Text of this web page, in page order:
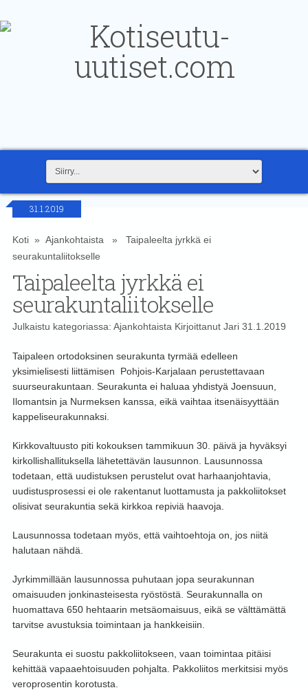
31.1.2019
Koti» Ajankohtaista » Taipaleelta jyrkkä ei
seurakuntaliitokselle
Taipaleelta jyrkkä ei
seurakuntaliitokselle
Julkaistu kategoriassa: Ajankohtaista Kirjoittanut Jari31.1.2019
Taipaleen ortodoksinen seurakunta tyrmää edelleen
yksimielisesti liittämisen Pohjois-Karjalaan perustettavaan
suurseurakuntaan. Seurakunta ei haluaa yhdistyä Joensuun,
Ilomantsin ja Nurmeksen kanssa, eikä vaihtaa itsenäisyyttään
kappeliseurakunnaksi.
Kirkkovaltuusto piti kokouksen tammikuun 30. päivä ja hyväksyi
kirkollishallituksella lähetettävän lausunnon. Lausunnossa
todetaan, että uudistuksen perustelut ovat harhaanjohtavia,
uudistusprosessi ei ole rakentanut luottamusta ja pakkoliitokset
olisivat seurakuntia sekä kirkkoa repiviä haavoja.
Lausunnossa todetaan myös, että vaihtoehtoja on, jos niitä
halutaan nähdä.
Jyrkimmillään lausunnossa puhutaan jopa seurakunnan
omaisuuden jonkinasteisesta ryöstöstä. Seurakunnalla on
huomattava 650 hehtaarin metsäomaisuus, eikä se välttämättä
tarvitse avustuksia toimintaan ja hankkeisiin.
Seurakunta ei suostu pakkoliitokseen, vaan toimintaa pitäisi
kehittää vapaaehtoisuuden pohjalta. Pakkoliitos merkitsisi myös
veroprosentin korotusta.